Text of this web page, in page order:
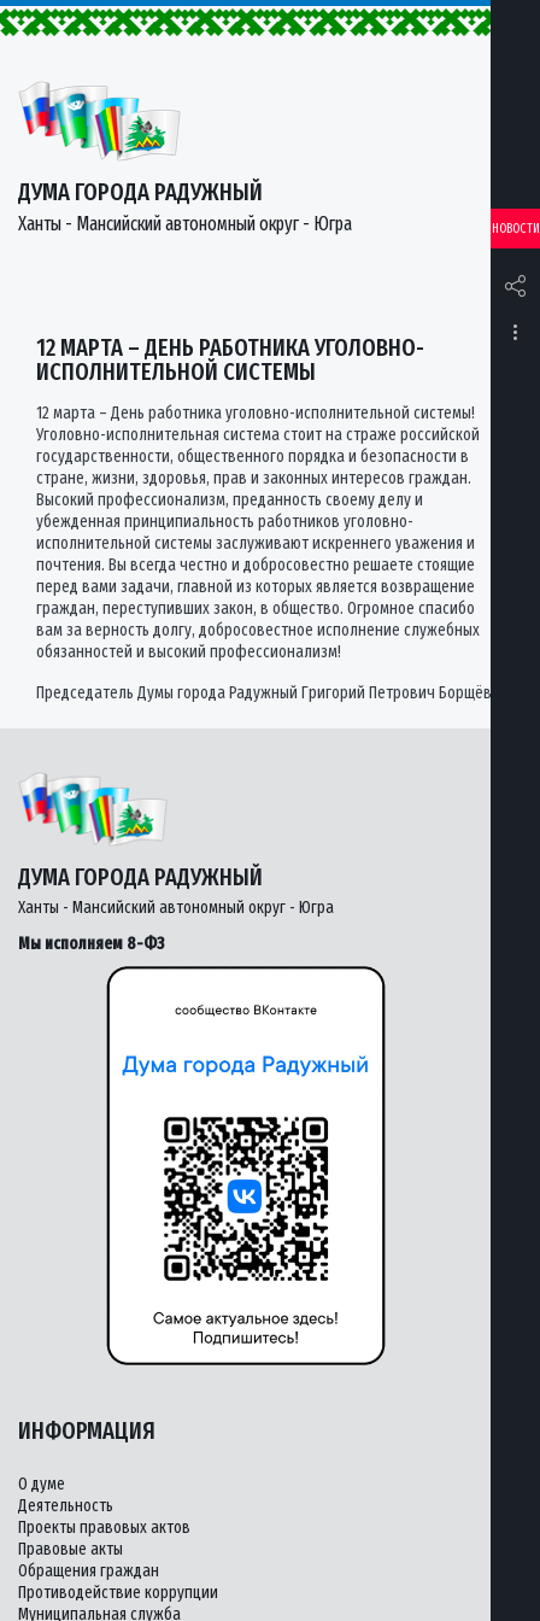
ДУМА ГОРОДА РАДУЖНЫЙ
Ханты - Мансийский автономный округ - Югра НОВОСТИ
12 МАРТА – ДЕНЬ РАБОТНИКА УГОЛОВНО-
ИСПОЛНИТЕЛЬНОЙ СИСТЕМЫ
12 марта – День работника уголовно-исполнительной системы!
Уголовно-исполнительная система стоит на страже российской
государственности, общественного порядка и безопасности в
стране, жизни, здоровья, прав и законных интересов граждан.
Высокий профессионализм, преданность своему делу и
убежденная принципиальность работников уголовно-
исполнительной системы заслуживают искреннего уважения и
почтения. Вы всегда честно и добросовестно решаете стоящие
перед вами задачи, главной из которых является возвращение
граждан, переступивших закон, в общество. Огромное спасибо
вам за верность долгу, добросовестное исполнение служебных
обязанностей и высокий профессионализм!
Председатель Думы города Радужный Григорий Петрович Борщёв
ДУМА ГОРОДА РАДУЖНЫЙ
Ханты - Мансийский автономный округ - Югра
Мы исполняем 8-ФЗ
ИНФОРМАЦИЯ
О думе
Деятельность
Проекты правовых актов
Правовые акты
Обращения граждан
Противодействие коррупции
Муниципальная служба